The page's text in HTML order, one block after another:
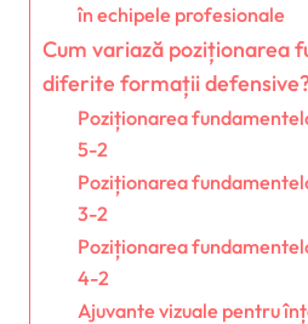
în echipele profesionale
Cum variază poziționarea
diferite formații
Poziționarea
5-2
Poziționarea
3-2
Poziționarea
4-2
Ajuvante vizuale pentru